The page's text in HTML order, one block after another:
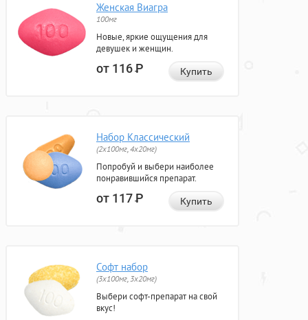
Женская Виагра
100мг
Новые, яркие ощущения для
девушек и женщин.
от 116Р Купить
Набор Классический
(2x100мг, 4x20мг)
Попробуй и выбери наиболее
понравившийся препарат.
от 117Р Купить
Софт набор
(3x100мг, 3x20мг)
Выбери софт-препарат на свой
вкус!